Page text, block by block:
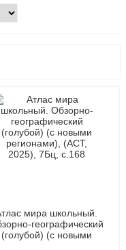
мира школьный.
географический
(голубой) (с новыми